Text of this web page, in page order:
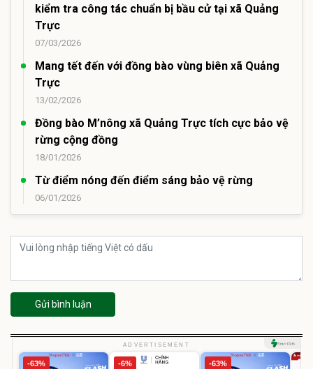
kiểm tra công tác chuẩn bị bầu cử tại xã Quảng
Trực
07/03/2026
Mang tết đến với đồng bào vùng biên xã Quảng
Trực
13/02/2026
Đồng bào M’nông xã Quảng Trực tích cực bảo vệ
rừng cộng đồng
18/01/2026
Từ điểm nóng đến điểm sáng bảo vệ rừng
06/01/2026
Gửi bình luận
ADVERTISEMENT
-63% -6% -63%